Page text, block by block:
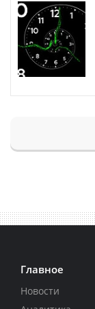
Главное
Новости